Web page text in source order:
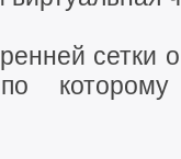
сетки
которому